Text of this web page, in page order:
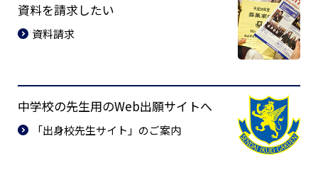
資料を請求したい
資料請求
中学校の先生用のWeb出願サイトへ
「出身校先生サイト」のご案内